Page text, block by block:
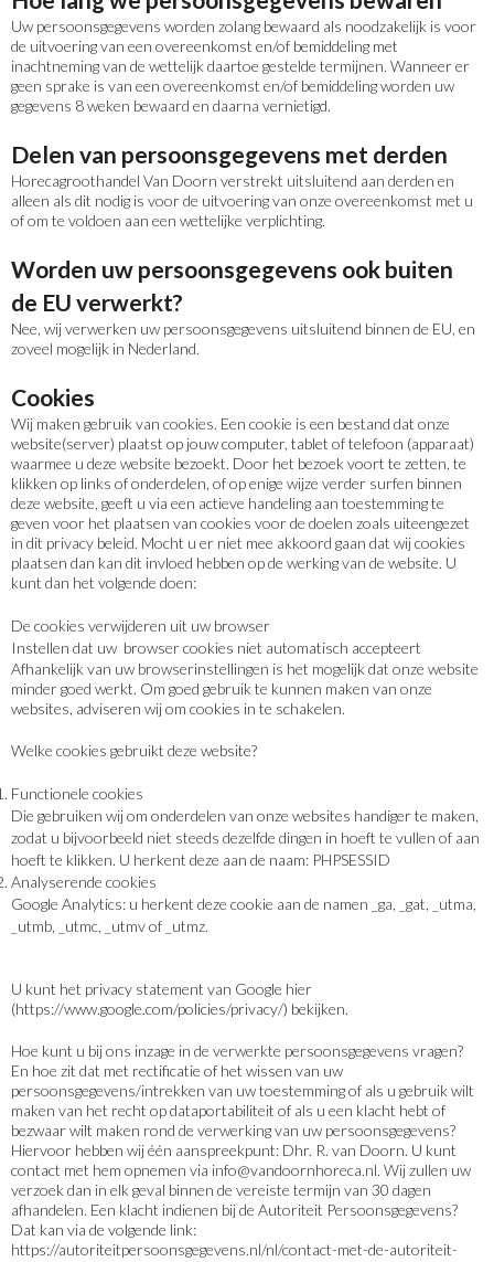
Uw persoonsgegevens worden zolang bewaard als noodzakelijk is voor
de uitvoering van een overeenkomst en/of bemiddeling met
inachtneming van de wettelijk daartoe gestelde termijnen. Wanneer er
geen sprake is van een overeenkomst en/of bemiddeling worden uw
gegevens 8 weken bewaard en daarna vernietigd.
Delen van persoonsgegevens met derden
Horecagroothandel Van Doorn verstrekt uitsluitend aan derden en
alleen als dit nodig is voor de uitvoering van onze overeenkomst met u
of om te voldoen aan een wettelijke verplichting.
Worden uw persoonsgegevens ook buiten
de EU verwerkt?
Nee, wij verwerken uw persoonsgegevens uitsluitend binnen de EU, en
zoveel mogelijk in Nederland.
Cookies
Wij maken gebruik van cookies. Een cookie is een bestand dat onze
website(server) plaatst op jouw computer, tablet of telefoon (apparaat)
waarmee u deze website bezoekt. Door het bezoek voort te zetten, te
klikken op links of onderdelen, of op enige wijze verder surfen binnen
deze website, geeft u via een actieve handeling aan toestemming te
geven voor het plaatsen van cookies voor de doelen zoals uiteengezet
in dit privacy beleid. Mocht u er niet mee akkoord gaan dat wij cookies
plaatsen dan kan dit invloed hebben op de werking van de website. U
kunt dan het volgende doen:
De cookies verwijderen uit uw browser
Instellen dat uw browser cookies niet automatisch accepteert
Afhankelijk van uw browserinstellingen is het mogelijk dat onze website
minder goed werkt. Om goed gebruik te kunnen maken van onze
websites, adviseren wij om cookies in te schakelen.
Welke cookies gebruikt deze website?
Functionele cookies
Die gebruiken wij om onderdelen van onze websites handiger te maken,
zodat u bijvoorbeeld niet steeds dezelfde dingen in hoeft te vullen of aan
hoeft te klikken. U herkent deze aan de naam: PHPSESSID
Analyserende cookies
Google Analytics: u herkent deze cookie aan de namen _ga, _gat, _utma,
_utmb, _utmc, _utmv of _utmz.
U kunt het privacy statement van Google hier
(https://www.google.com/policies/privacy/) bekijken.
Hoe kunt u bij ons inzage in de verwerkte persoonsgegevens vragen?
En hoe zit dat met rectificatie of het wissen van uw
persoonsgegevens/intrekken van uw toestemming of als u gebruik wilt
maken van het recht op dataportabiliteit of als u een klacht hebt of
bezwaar wilt maken rond de verwerking van uw persoonsgegevens?
Hiervoor hebben wij één aanspreekpunt: Dhr. R. van Doorn. U kunt
contact met hem opnemen via info@vandoornhoreca.nl. Wij zullen uw
verzoek dan in elk geval binnen de vereiste termijn van 30 dagen
afhandelen. Een klacht indienen bij de Autoriteit Persoonsgegevens?
Dat kan via de volgende link:
https://autoriteitpersoonsgegevens.nl/nl/contact-met-de-autoriteit-